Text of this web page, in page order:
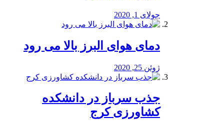
جولای 1, 2020
دمای هوای البرز بالا می رود
ژوئن 25, 2020
جذب سرباز در دانشکده
کشاورزی کرج